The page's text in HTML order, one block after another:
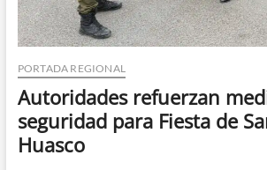
PORTADA REGIONAL
Autoridades refuerzan
seguridad para Fiesta de
Huasco